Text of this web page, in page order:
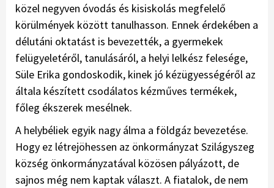
közel negyven óvodás és kisiskolás megfelelő
körülmények között tanulhasson. Ennek érdekében a
délutáni oktatást is bevezették, a gyermekek
felügyeletéről, tanulásáról, a helyi lelkész felesége,
Süle Erika gondoskodik, kinek jó kézügyességéről az
általa készített csodálatos kézműves termékek,
főleg ékszerek mesélnek.
A helybéliek egyik nagy álma a földgáz bevezetése.
Hogy ez létrejöhessen az önkormányzat Szilágyszeg
község önkormányzatával közösen pályázott, de
sajnos még nem kaptak választ. A fiatalok, de nem